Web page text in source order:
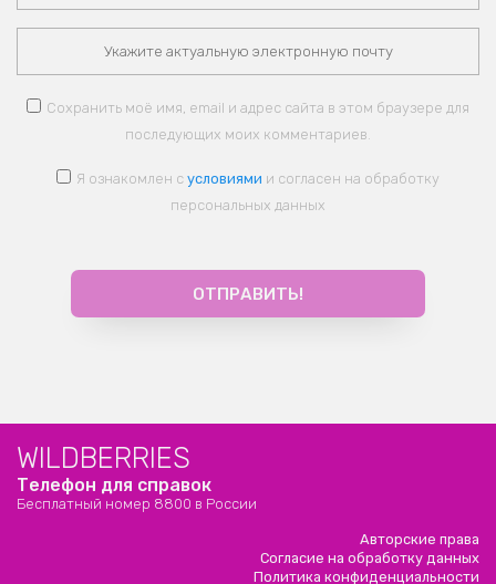
Сохранить моё имя, email и адрес сайта в этом браузере для
последующих моих комментариев.
Я ознакомлен с условиями и согласен на обработку
персональных данных
WILDBERRIES
Телефон для справок
Бесплатный номер 8800 в России
Авторские права
Согласие на обработку данных
Политика конфиденциальности